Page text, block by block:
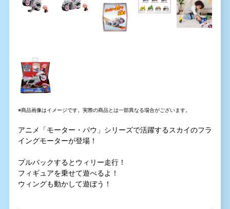
※商品画像はイメージです。実際の商品とは一部異なる場合がございます。
アニメ「モーター・パウ」シリーズで活躍するスカイのフラ
イングモーターが登場！
プルバックするとウィリー走行！
フィギュアを乗せて遊べるよ！
ウィングも動かして遊ぼう！